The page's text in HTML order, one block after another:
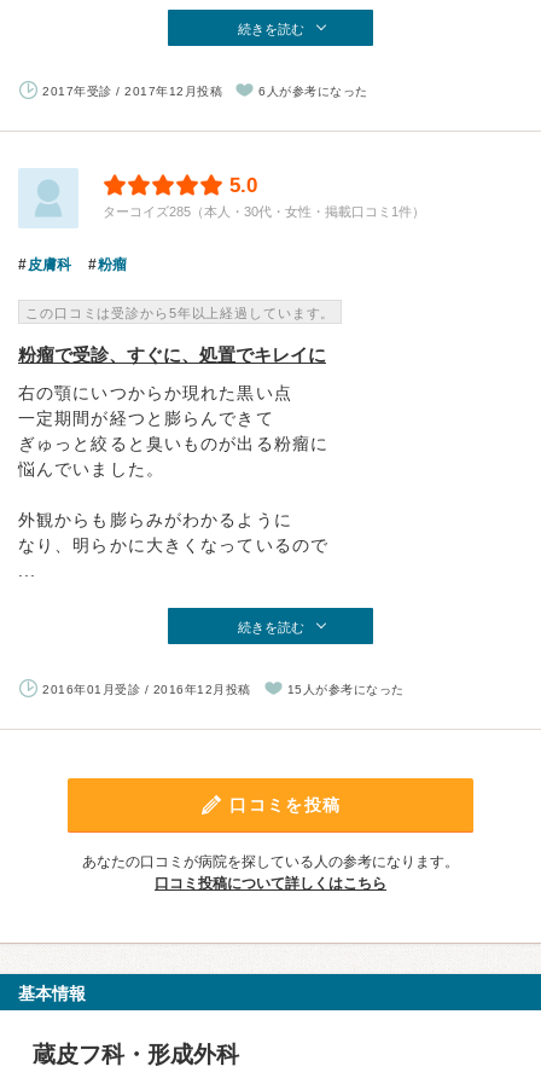
続きを読む
2017年受診 / 2017年12月投稿 6人が参考になった
5.0
ターコイズ285（本人・30代・女性・掲載口コミ1件）
皮膚科 粉瘤
この口コミは受診から5年以上経過しています。
粉瘤で受診、すぐに、処置でキレイに
右の顎にいつからか現れた黒い点
一定期間が経つと膨らんできて
ぎゅっと絞ると臭いものが出る粉瘤に
悩んでいました。
外観からも膨らみがわかるように
なり、明らかに大きくなっているので
続きを読む
2016年01月受診 / 2016年12月投稿 15人が参考になった
口コミを投稿
あなたの口コミが病院を探している人の参考になります。
口コミ投稿について詳しくはこちら
基本情報
蔵皮フ科・形成外科